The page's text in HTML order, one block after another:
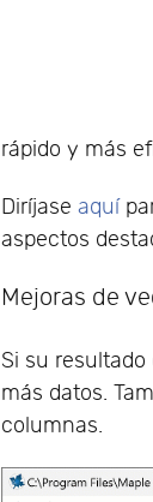
rápido y más
Diríjaseaquí
aspectos
Mejoras de
Si su
más datos.
columnas.